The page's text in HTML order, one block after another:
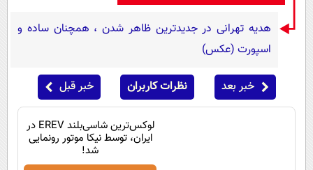
هدیه تهرانی در جدیدترین ظاهر شدن ، همچنان ساده و
اسپورت (عکس)
خبر بعد نظرات کاربران خبر قبل
لوکس‌ترین شاسی‌بلند EREV در
ایران، توسط نیکا موتور رونمایی
شد!